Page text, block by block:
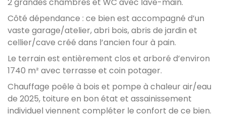
Côté dépendance : ce bien est accompagné d’un
vaste garage/atelier, abri bois, abris de jardin et
cellier/cave créé dans l’ancien four à pain.
Le terrain est entièrement clos et arboré d’environ
1740 m² avec terrasse et coin potager.
Chauffage poêle à bois et pompe à chaleur air/eau
de 2025, toiture en bon état et assainissement
individuel viennent compléter le confort de ce bien.